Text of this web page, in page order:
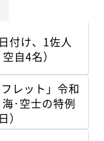
付け、1佐人
自4名）
レット」令和
･空士の特例